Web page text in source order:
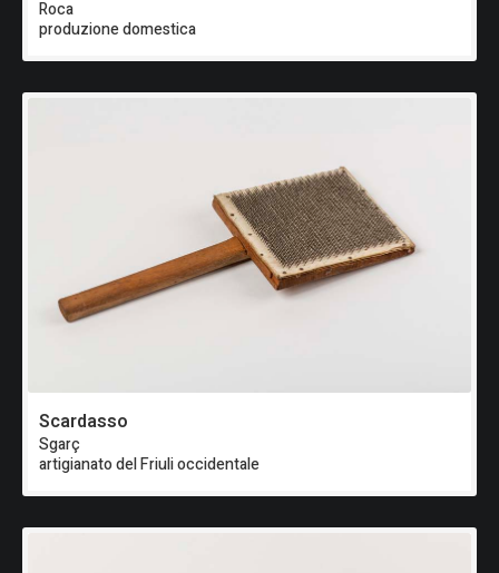
Roca
produzione domestica
Scardasso
Sgarç
artigianato del Friuli occidentale